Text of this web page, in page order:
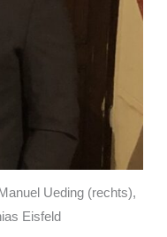
Ueding (rechts),
Eisfeld